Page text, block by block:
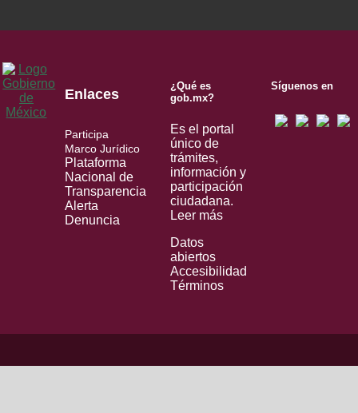
Enlaces
Participa
Marco Jurídico
Plataforma
Nacional de
Transparencia
Alerta
Denuncia
¿Qué es
gob.mx?
Es el portal
único de
trámites,
información y
participación
ciudadana.
Leer más
Datos
abiertos
Accesibilidad
Términos
Síguenos en